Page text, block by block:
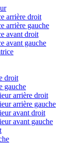
arrière droit
arrière gauche
avant droit
avant gauche
droit
gauche
arrière droit
arrière gauche
avant droit
avant gauche